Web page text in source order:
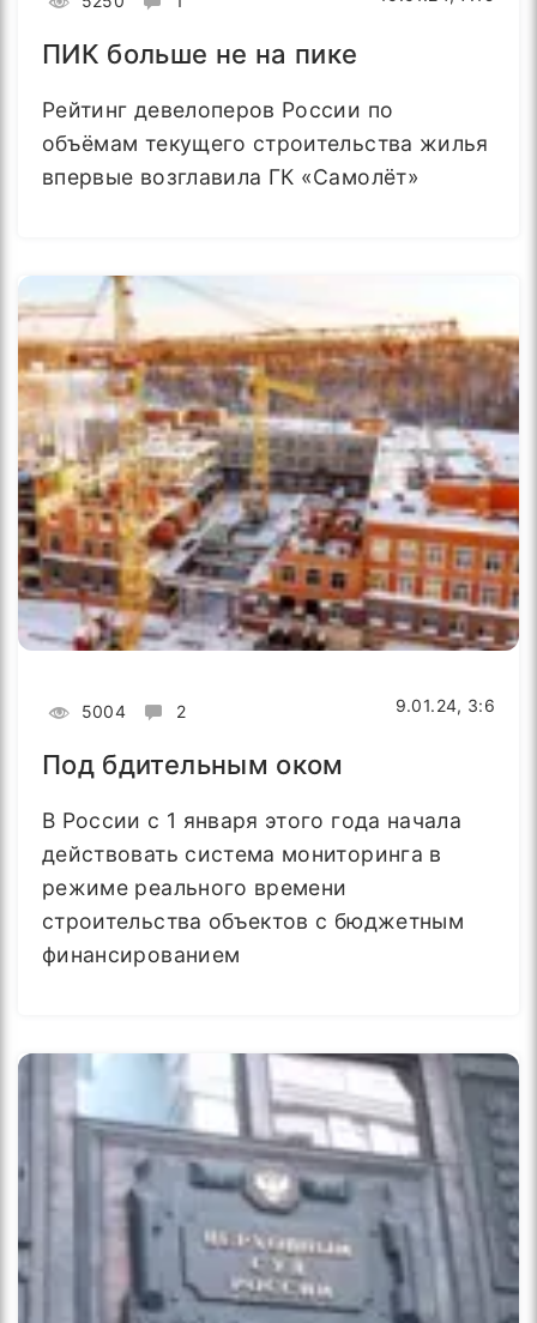
ПИК больше не на пике
Рейтинг девелоперов России по
объёмам текущего строительства жилья
впервые возглавила ГК «Самолёт»
5004 2 9.01.24, 3:6
Под бдительным оком
В России с 1 января этого года начала
действовать система мониторинга в
режиме реального времени
строительства объектов с бюджетным
финансированием